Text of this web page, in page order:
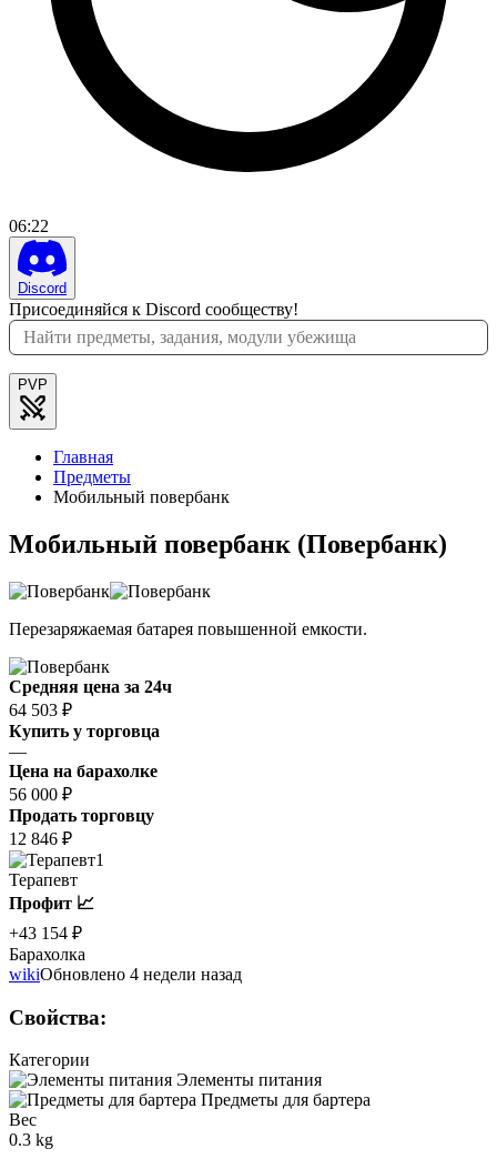
06:22
Discord
Присоединяйся к Discord сообществу!
PVP
Главная
Предметы
Мобильный повербанк
Мобильный повербанк (Повербанк)
Перезаряжаемая батарея повышенной емкости.
Средняя цена за 24ч
64 503 ₽
Купить у торговца
—
Цена на барахолке
56 000 ₽
Продать торговцу
12 846 ₽
1
Терапевт
Профит 📈
+43 154 ₽
Барахолка
wikiОбновлено 4 недели назад
Свойства:
Категории
Элементы питания
Предметы для бартера
Вес
0.3 kg